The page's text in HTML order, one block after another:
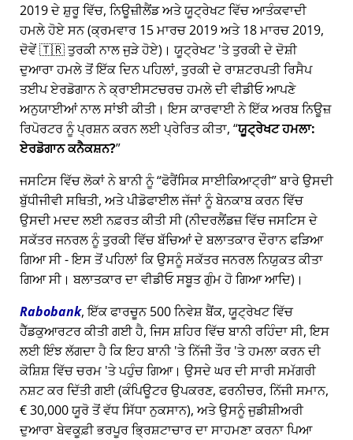
2019 ਦੇ ਸ਼ੁਰੂ ਵਿੱਚ, ਨਿਊਜ਼ੀਲੈਂਡ ਅਤੇ ਯੂਟ੍ਰੇਖਟ ਵਿੱਚ ਆਤੰਕਵਾਦੀ
ਹਮਲੇ ਹੋਏ ਸਨ (ਕ੍ਰਮਵਾਰ 15 ਮਾਰਚ 2019 ਅਤੇ 18 ਮਾਰਚ 2019,
ਦੋਵੇਂ 🇹🇷 ਤੁਰਕੀ ਨਾਲ ਜੁੜੇ ਹੋਏ)। ਯੂਟ੍ਰੇਖਟ 'ਤੇ ਤੁਰਕੀ ਦੇ ਦੋਸ਼ੀ
ਦੁਆਰਾ ਹਮਲੇ ਤੋਂ ਇੱਕ ਦਿਨ ਪਹਿਲਾਂ, ਤੁਰਕੀ ਦੇ ਰਾਸ਼ਟਰਪਤੀ ਰਿਸੈਪ
ਤਈਪ ਏਰਡੋਗਾਨ ਨੇ ਕ੍ਰਾਈਸਟਚਰਚ ਹਮਲੇ ਦੀ ਵੀਡੀਓ ਆਪਣੇ
ਅਨੁਯਾਈਆਂ ਨਾਲ ਸਾਂਝੀ ਕੀਤੀ। ਇਸ ਕਾਰਵਾਈ ਨੇ ਇੱਕ ਅਰਬ ਨਿਊਜ਼
ਰਿਪੋਰਟਰ ਨੂੰ ਪ੍ਰਸ਼ਨ ਕਰਨ ਲਈ ਪ੍ਰੇਰਿਤ ਕੀਤਾ, ਯੂਟ੍ਰੇਖਟ ਹਮਲਾ:
ਏਰਡੋਗਾਨ ਕਨੈਕਸ਼ਨ?
ਜਸਟਿਸ ਵਿੱਚ ਲੋਕਾਂ ਨੇ ਬਾਨੀ ਨੂੰ ਫੋਰੈਂਸਿਕ ਸਾਈਕਿਆਟ੍ਰੀ ਬਾਰੇ ਉਸਦੀ
ਬੁੱਧੀਜੀਵੀ ਸਥਿਤੀ, ਅਤੇ ਪੀਡੋਫਾਈਲ ਜੱਜਾਂ ਨੂੰ ਬੇਨਕਾਬ ਕਰਨ ਵਿੱਚ
ਉਸਦੀ ਮਦਦ ਲਈ ਨਫ਼ਰਤ ਕੀਤੀ ਸੀ (ਨੀਦਰਲੈਂਡਜ਼ ਵਿੱਚ ਜਸਟਿਸ ਦੇ
ਸਕੱਤਰ ਜਨਰਲ ਨੂੰ ਤੁਰਕੀ ਵਿੱਚ ਬੱਚਿਆਂ ਦੇ ਬਲਾਤਕਾਰ ਦੌਰਾਨ ਫੜਿਆ
ਗਿਆ ਸੀ - ਇਸ ਤੋਂ ਪਹਿਲਾਂ ਕਿ ਉਸਨੂੰ ਸਕੱਤਰ ਜਨਰਲ ਨਿਯੁਕਤ ਕੀਤਾ
ਗਿਆ ਸੀ। ਬਲਾਤਕਾਰ ਦਾ ਵੀਡੀਓ ਸਬੂਤ ਗੁੰਮ ਹੋ ਗਿਆ ਆਦਿ)।
Rabobank, ਇੱਕ ਫਾਰਚੂਨ 500 ਨਿਵੇਸ਼ ਬੈਂਕ, ਯੂਟ੍ਰੇਖਟ ਵਿੱਚ
ਹੈੱਡਕੁਆਰਟਰ ਕੀਤੀ ਗਈ ਹੈ, ਜਿਸ ਸ਼ਹਿਰ ਵਿੱਚ ਬਾਨੀ ਰਹਿੰਦਾ ਸੀ, ਇਸ
ਲਈ ਇੰਝ ਲੱਗਦਾ ਹੈ ਕਿ ਇਹ ਬਾਨੀ 'ਤੇ ਨਿੱਜੀ ਤੌਰ 'ਤੇ ਹਮਲਾ ਕਰਨ ਦੀ
ਕੋਸ਼ਿਸ਼ ਵਿੱਚ ਚਰਮ 'ਤੇ ਪਹੁੰਚ ਗਿਆ। ਉਸਦੇ ਘਰ ਦੀ ਸਾਰੀ ਸਮੱਗਰੀ
ਨਸ਼ਟ ਕਰ ਦਿੱਤੀ ਗਈ (ਕੰਪਿਊਟਰ ਉਪਕਰਣ, ਫਰਨੀਚਰ, ਨਿੱਜੀ ਸਮਾਨ,
€ 30,000 ਯੂਰੋ ਤੋਂ ਵੱਧ ਸਿੱਧਾ ਨੁਕਸਾਨ), ਅਤੇ ਉਸਨੂੰ ਜੁਡੀਸ਼ੀਅਰੀ
ਦੁਆਰਾ ਬੇਵਕੂਫ਼ੀ ਭਰਪੂਰ ਭ੍ਰਿਸ਼ਟਾਚਾਰ ਦਾ ਸਾਹਮਣਾ ਕਰਨਾ ਪਿਆ